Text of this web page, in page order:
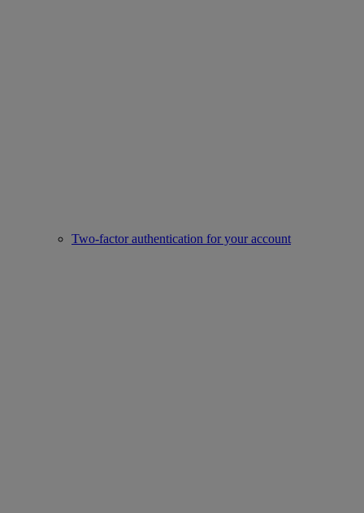
Two-factor authentication for your account